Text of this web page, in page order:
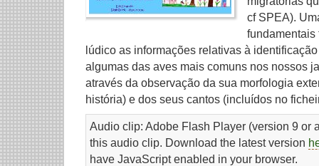
cf SPEA).
fundamentais
lúdico as informações relativas à
algumas das aves mais comuns nos nossos
através da observação da sua morfologia
história) e dos seus cantos (incluídos no
Audio clip: Adobe Flash Player (version 9 or
this audio clip. Download the latest version
have JavaScript enabled in your browser.